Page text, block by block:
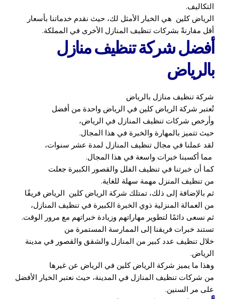
التكاليف.
الرياض كلين هي الخيار الأمثل لك، حيث نقدم خدماتنا بأسعار
أقل مقارنةً بشركات تنظيف المنازل الأخرى في المملكة.
أفضل شركة تنظيف منازل
بالرياض
شركة تنظيف منازل بالرياض
تُعتبر شركة الرياض كلين في الرياض واحدة من أفضل
وأرخص شركات تنظيف المنازل في الرياض،
حيث تتميز بالمهارة والخبرة في هذا المجال.
لقد عملنا في مجال تنظيف المنازل لمدة عشر سنوات،
مما أكسبنا خبرات واسعة في هذا المجال.
كما أن خبرتنا في تنظيف الفلل والقصور الكبيرة جعلت
من تنظيف المنزل مهمة سهلة للغاية.
ثم بالإضافة إلى ذلك، تمتلك شركة الرياض كلين الرياض فريقًا
من العمالة المنزلية ذوي الخبرة الكبيرة في تنظيف المنازل،
ثم نسعى دائمًا لتطوير مهاراتهم وزيادة خبراتهم مع مرور الوقت.
تستند خبرات فريقنا إلى الممارسة المستمرة من
خلال تنظيف عدد كبير من المنازل والشقق والقصور في مدينة
الرياض.
وهذا ما يميز شركة الرياض كلين في الرياض عن غيرها
من شركات تنظيف المنازل في المدينة، حيث نعتبر الخيار الأفضل
على مر السنين.